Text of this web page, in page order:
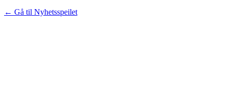
← Gå til Nyhetsspeilet